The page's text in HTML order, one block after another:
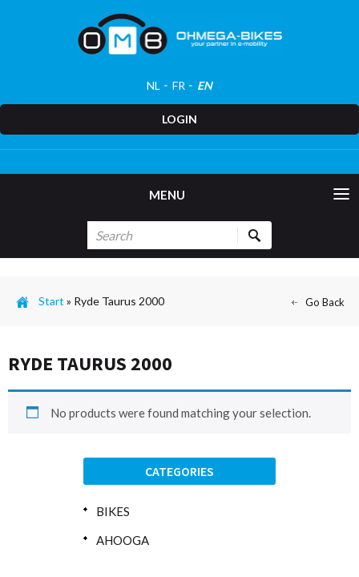
NL FR EN
LOGIN
MENU
Start » Ryde Taurus 2000
CATEGORIES
BIKES
AHOOGA
RYDE TAURUS 2000
No products were found matching your selection.